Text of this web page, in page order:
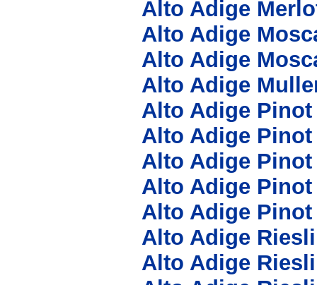
Alto Adige
Alto Adige
Alto Adige
Alto Adige
Alto Adige
Alto Adige
Alto Adige Pinot
Alto Adige
Alto Adige Pinot
Alto Adige
Alto Adige